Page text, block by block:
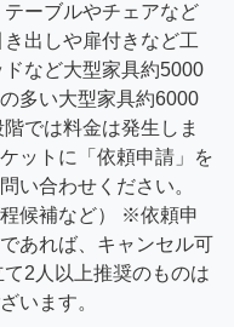
ーブルやチェアなど
出しや扉付きなど工
など大型家具約5000
多い大型家具約6000
では料金は発生しま
ットに「依頼申請」を
い合わせください。
候補など） ※依頼申
あれば、キャンセル可
2人以上推奨のものは
います。